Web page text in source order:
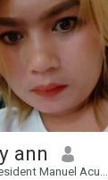
ann
Manuel Acuña Roxas, Zamboanga del Norte, Philippin...